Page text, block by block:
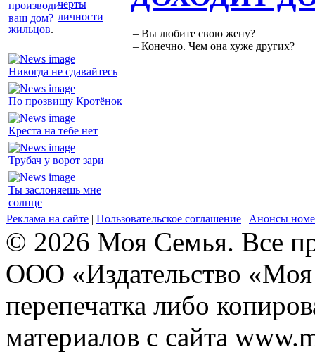
черты
личности
жильцов.
Никогда не сдавайтесь
По прозвищу Кротёнок
Креста на тебе нет
Трубач у ворот зари
Ты заслоняешь мне
солнце
– Вы любите свою жену?
– Конечно. Чем она хуже других?
Реклама на сайте | Пользовательское соглашение | Анонсы
© 2026 Моя Семья. Все
ООО «Издательство
перепечатка либо
материалов с сайта